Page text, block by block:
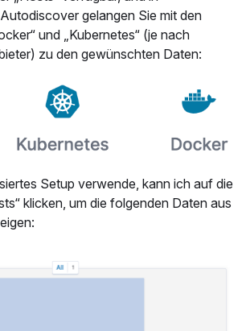
gelangen Sie mit den
und „Kubernetes“ (je nach
zu den gewünschten Daten:
Setup verwende, kann ich auf die
klicken, um die folgenden Daten aus